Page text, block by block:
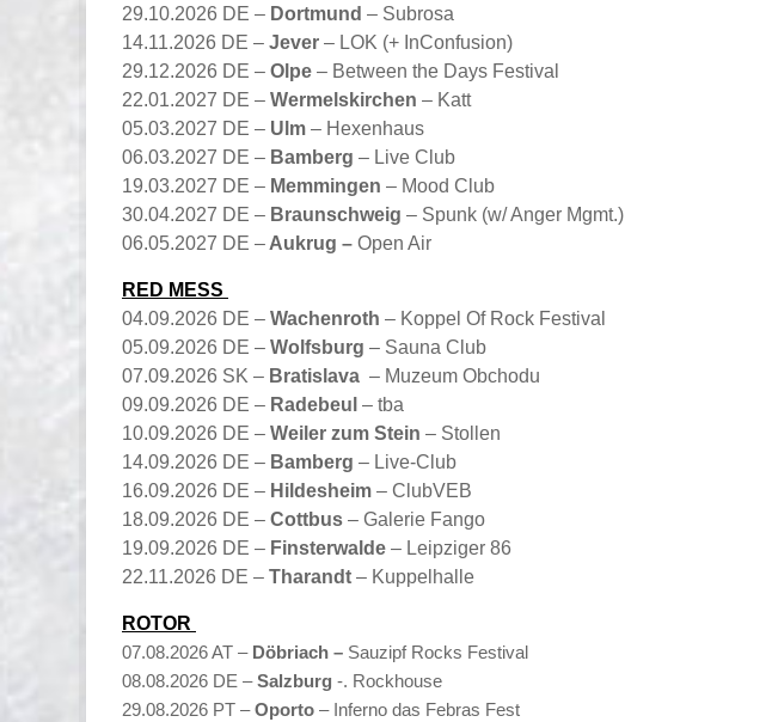
29.10.2026 DE – Dortmund – Subrosa
14.11.2026 DE – Jever – LOK (+ InConfusion)
29.12.2026 DE – Olpe – Between the Days Festival
22.01.2027 DE – Wermelskirchen – Katt
05.03.2027 DE – Ulm – Hexenhaus
06.03.2027 DE – Bamberg – Live Club
19.03.2027 DE – Memmingen – Mood Club
30.04.2027 DE – Braunschweig – Spunk (w/ Anger Mgmt.)
06.05.2027 DE – Aukrug – Open Air
RED MESS
04.09.2026 DE – Wachenroth – Koppel Of Rock Festival
05.09.2026 DE – Wolfsburg – Sauna Club
07.09.2026 SK – Bratislava – Muzeum Obchodu
09.09.2026 DE – Radebeul – tba
10.09.2026 DE – Weiler zum Stein – Stollen
14.09.2026 DE – Bamberg – Live-Club
16.09.2026 DE – Hildesheim – ClubVEB
18.09.2026 DE – Cottbus – Galerie Fango
19.09.2026 DE – Finsterwalde – Leipziger 86
22.11.2026 DE – Tharandt – Kuppelhalle
ROTOR
07.08.2026 AT – Döbriach – Sauzipf Rocks Festival
08.08.2026 DE –Salzburg -. Rockhouse
29.08.2026 PT –Oporto – Inferno das Febras Fest